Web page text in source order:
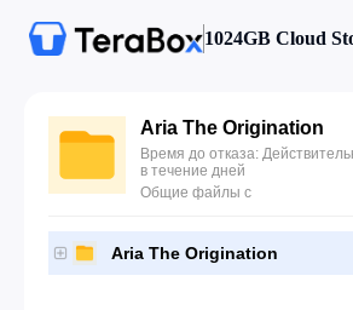
1024GB Cloud
Aria The Origination
Время до отказа:
в течение дней
Общие файлы с
Aria The Origination